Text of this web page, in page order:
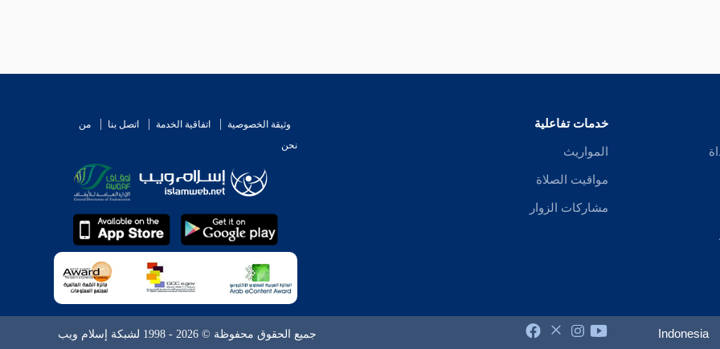
خدمات تفاعلية
المواريث
مواقيت الصلاة
مشاركات الزوار
وثيقة الخصوصية اتفاقية الخدمة اتصل بنا
من
نحن
Indonesia جميع الحقوق محفوظة © 2026 - 1998 لشبكة إسلام ويب